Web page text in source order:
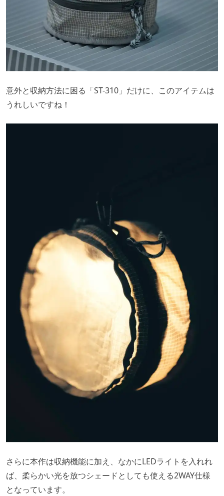
意外と収納方法に困る「ST-310」だけに、このアイテムは
うれしいですね！
さらに本作は収納機能に加え、なかにLEDライトを入れれ
ば、柔らかい光を放つシェードとしても使える2WAY仕様
となっています。